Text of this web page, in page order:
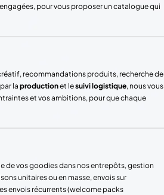
pour vous proposer un catalogue qui
recommandations produits, recherche de
la productionet lesuivi logistique, nous vous
et vos ambitions, pour que chaque
de vos goodies dans nos entrepôts, gestion
unitaires ou en masse, envois sur
envois récurrents (welcome packs